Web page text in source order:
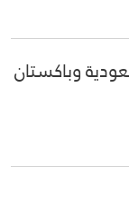
وباكستان